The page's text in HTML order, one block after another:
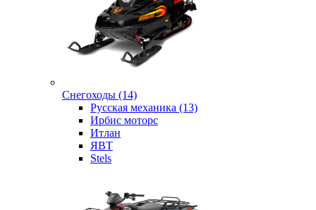
Снегоходы (14)
Русская механика (13)
Ирбис моторс
Итлан
ЯВТ
Stels